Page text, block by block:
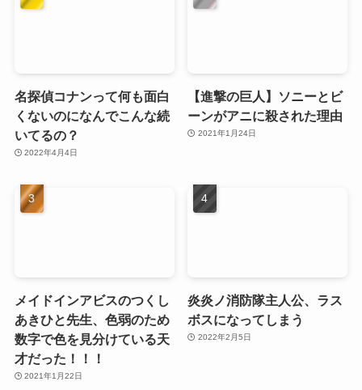
名探偵コナンって何も面白
くないのになんでこんな続
いてるの？
2022年4月4日
【進撃の巨人】ソニーとビ
ーンがアニに殺された理由
2021年1月24日
メイドインアビスのつくし
あきひと先生、色弱のため
数字で色を見分けている天
才だった！！！
2021年1月22日
炎炎ノ消防隊主人公、ラス
ボスになってしまう
2022年2月5日